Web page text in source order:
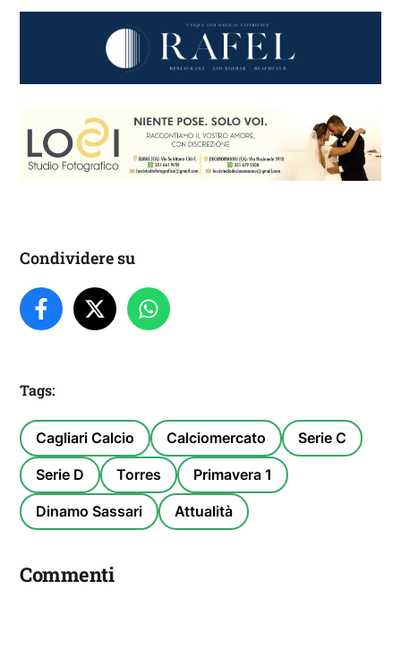
Condividere su
Tags:
Cagliari Calcio Calciomercato Serie C
Serie D Torres Primavera 1
Dinamo Sassari Attualità
Commenti